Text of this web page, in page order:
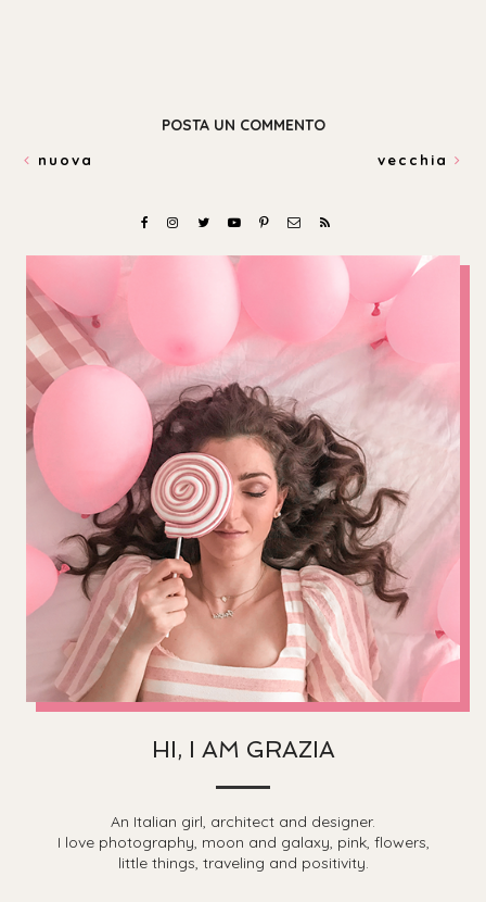
POSTA UN COMMENTO
nuova vecchia
HI, I AM GRAZIA
An Italian girl, architect and designer.
I love photography, moon and galaxy, pink, flowers,
little things, traveling and positivity.